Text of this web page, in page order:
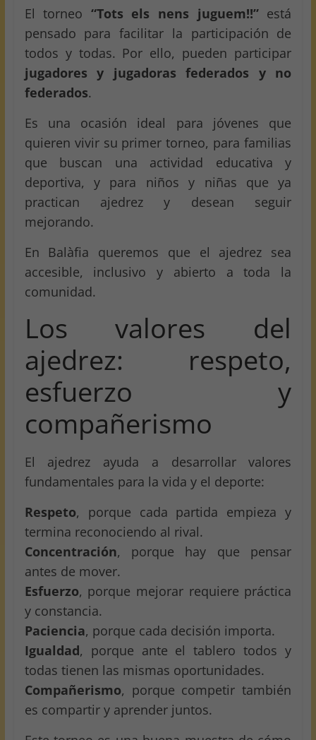
El torneo “Tots els nens juguem!!”está
pensado para facilitar la participación de
todos y todas. Por ello, pueden participar
jugadores y jugadoras federados y no
federados.
Es una ocasión ideal para jóvenes que
quieren vivir su primer torneo, para familias
que buscan una actividad educativa y
deportiva, y para niños y niñas que ya
practican ajedrez y desean seguir
mejorando.
En Balàfia queremos que el ajedrez sea
accesible, inclusivo y abierto a toda la
comunidad.
Los valores del
ajedrez: respeto,
esfuerzo y
compañerismo
El ajedrez ayuda a desarrollar valores
fundamentales para la vida y el deporte:
Respeto, porque cada partida empieza y
termina reconociendo al rival.
Concentración, porque hay que pensar
antes de mover.
Esfuerzo, porque mejorar requiere práctica
y constancia.
Paciencia, porque cada decisión importa.
Igualdad, porque ante el tablero todos y
todas tienen las mismas oportunidades.
Compañerismo, porque competir también
es compartir y aprender juntos.